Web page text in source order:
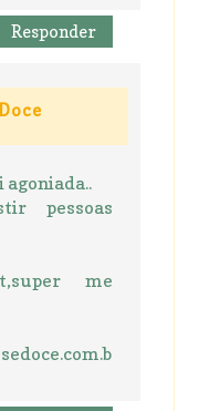
Responder
agoniada..
pessoas
me